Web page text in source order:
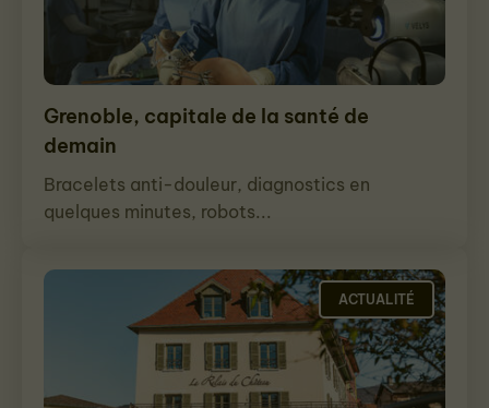
Grenoble, capitale de la santé de
demain
Bracelets anti-douleur, diagnostics en
quelques minutes, robots...
ACTUALITÉ